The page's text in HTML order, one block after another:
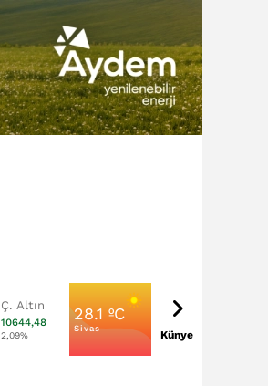
Ç. Altın
10644,48
2,09%
28.1 ºC
Sivas
Künye